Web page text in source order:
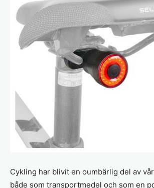
Cykling har blivit en oumbärlig del av
både som transportmedel och som en